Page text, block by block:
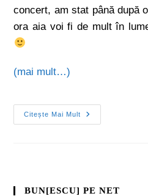
concert, am stat până după
ora aia voi fi de mult în
(mai mult…)
Citește Mai Mult
BUN[ESCU] PE NET